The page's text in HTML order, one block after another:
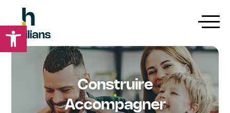
Ouvrir la barre d’outils
Construire
Accompagner